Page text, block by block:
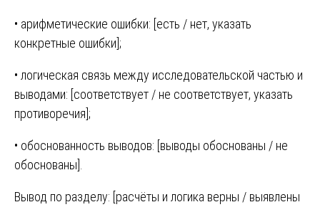
• арифметические ошибки: [есть / нет, указать
конкретные ошибки];
• логическая связь между исследовательской частью и
выводами: [соответствует / не соответствует, указать
противоречия];
• обоснованность выводов: [выводы обоснованы / не
обоснованы].
Вывод по разделу: [расчёты и логика верны / выявлены